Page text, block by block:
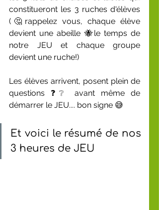
constitueront les 3 ruches d'élèves
(🤔rappelez vous, chaque élève
devient une abeille 🐝le temps de
notre JEU et chaque groupe
devient une ruche!)
Les élèves arrivent, posent plein de
questions ❓❔ avant même de
démarrer le JEU.... bon signe 😅
Et voici le résumé de nos
3 heures de JEU